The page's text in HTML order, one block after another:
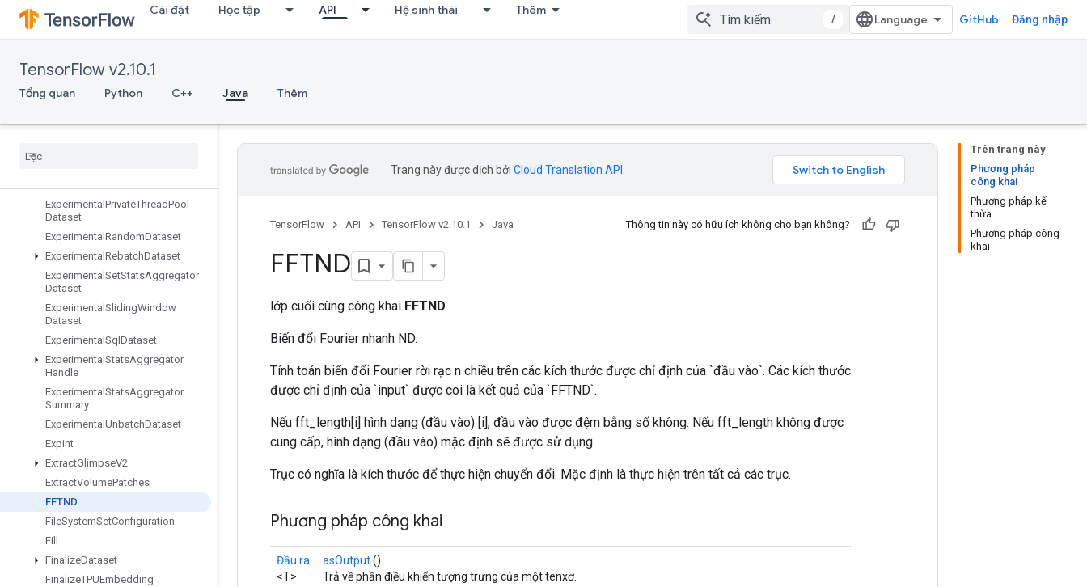
Cài đặt Học tập API Hệ sinh thái Thêm
/ GitHub Đăng nhập
TensorFlow v2.10.1
Tổng quan Python C++ Java Thêm
ExperimentalDatasetCardinality
ExperimentalDatasetToTFRecord
hDataset
ExperimentalLatencyStatsDataset
Experimental PrivateThreadPool
Dataset
Experimental RandomDataset
Experimental RebatchDataset
Experimental SetStatsAggregator
Dataset
Experimental SlidingWindow
Dataset
Experimental Sql Dataset
Experimental StatsAggregator
Handle
Experimental StatsAggregator
Summary
Experimental UnbatchDataset
Expint
ExtractGlimpseV2
ExtractVolumePatches
FFTND
FileSystemSetConfiguration
Fill
FinalizeDataset
FinalizeTPUEmbedding
Trên trang này
Phương pháp
công khai
Phương pháp kế
thừa
Phương pháp công
khai
Trang này được dịch bởi Cloud Translation API
TensorFlow API TensorFlow v2.10.1 Java Thông tin này có hữu ích không cho bạn không?
FFTND
lớp cuối cùng công khai FFTND
Biến đổi Fourier nhanh ND.
Tính toán biến đổi Fourier rời rạc n chiều trên các kích thước được chỉ định của `đầu vào`. Các kích thước
được chỉ định của `input` được coi là kết quả của `FFTND`.
Nếu fft_length[i] hình dạng (đầu vào) [i], đầu vào được đệm bằng số không. Nếu fft_length không được
cung cấp, hình dạng (đầu vào) mặc định sẽ được sử dụng.
Trục có nghĩa là kích thước để thực hiện chuyển đổi. Mặc định là thực hiện trên tất cả các trục.
Phương pháp công khai
Đầu ra
<T>
asOutput()
Trả về phần điều khiển tượng trưng của một tenxơ.